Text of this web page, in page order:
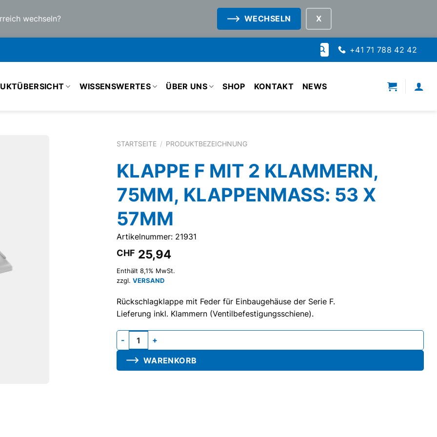
wechseln? WECHSELN
Suche
nach:
+41 71 788 42 42
WISSENSWERTES ÜBER UNS SHOP KONTAKT NEWS
STARTSEITE / PRODUKTBEZEICHNUNG
KLAPPE F MIT 2 KLAMMERN,
75MM, KLAPPENMASS: 53 X
57MM
Artikelnummer: 21931
CHF 25,94
Enthält 8,1% MwSt.
zzgl. VERSAND
Rückschlagklappe mit Feder für Einbaugehäuse der Serie F.
Lieferung inkl. Klammern (Ventilbefestigungsschiene).
Klappe F mit 2 Klammern, 75mm, Klappenmass: 53 x 57mm Menge
WARENKORB